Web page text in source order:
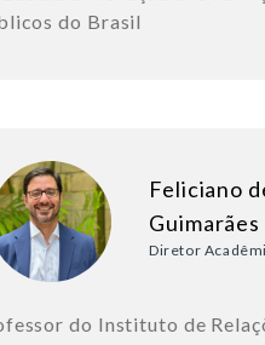
do Brasil
Feliciano
Guimarães
Diretor
do Instituto de